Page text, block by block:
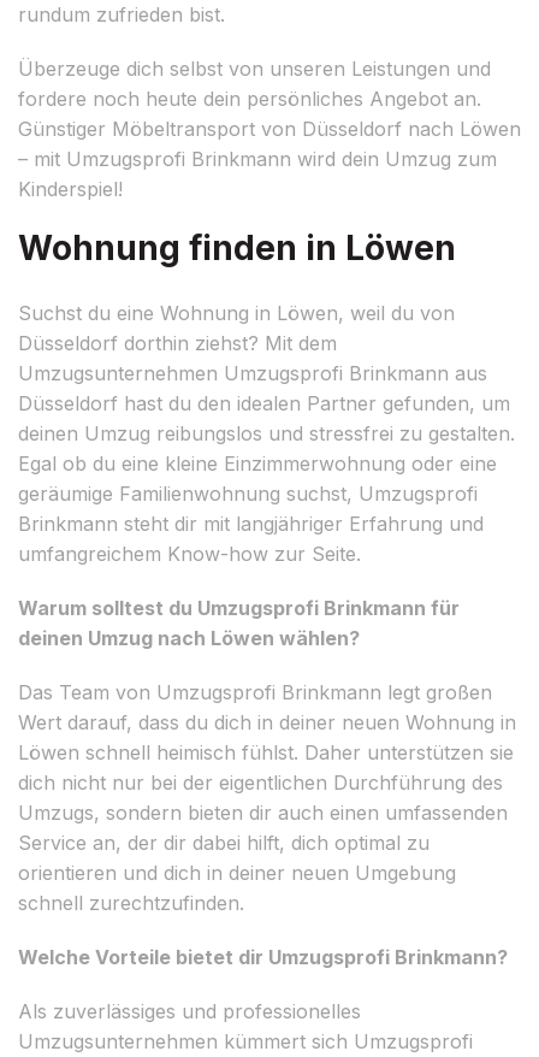
rundum zufrieden bist.
Überzeuge dich selbst von unseren Leistungen und
fordere noch heute dein persönliches Angebot an.
Günstiger Möbeltransport von Düsseldorf nach Löwen
– mit Umzugsprofi Brinkmann wird dein Umzug zum
Kinderspiel!
Wohnung finden in Löwen
Suchst du eine Wohnung in Löwen, weil du von
Düsseldorf dorthin ziehst? Mit dem
Umzugsunternehmen Umzugsprofi Brinkmann aus
Düsseldorf hast du den idealen Partner gefunden, um
deinen Umzug reibungslos und stressfrei zu gestalten.
Egal ob du eine kleine Einzimmerwohnung oder eine
geräumige Familienwohnung suchst, Umzugsprofi
Brinkmann steht dir mit langjähriger Erfahrung und
umfangreichem Know-how zur Seite.
Warum solltest du Umzugsprofi Brinkmann für
deinen Umzug nach Löwen wählen?
Das Team von Umzugsprofi Brinkmann legt großen
Wert darauf, dass du dich in deiner neuen Wohnung in
Löwen schnell heimisch fühlst. Daher unterstützen sie
dich nicht nur bei der eigentlichen Durchführung des
Umzugs, sondern bieten dir auch einen umfassenden
Service an, der dir dabei hilft, dich optimal zu
orientieren und dich in deiner neuen Umgebung
schnell zurechtzufinden.
Welche Vorteile bietet dir Umzugsprofi Brinkmann?
Als zuverlässiges und professionelles
Umzugsunternehmen kümmert sich Umzugsprofi